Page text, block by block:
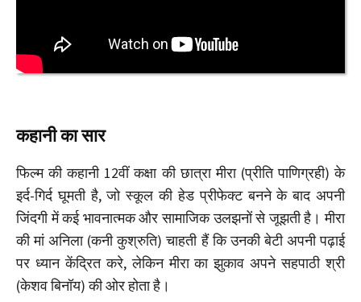
कहानी का सार
फिल्म की कहानी 12वीं कक्षा की छात्रा मीरा (प्रीति पाणिग्रही) के
इर्द-गिर्द घूमती है, जो स्कूल की हेड प्रीफेक्ट बनने के बाद अपनी
जिंदगी में कई भावनात्मक और सामाजिक उलझनों से जूझती है। मीरा
की मां अनिला (कनी कुश्रुति) चाहती हैं कि उनकी बेटी अपनी पढ़ाई
पर ध्यान केंद्रित करे, लेकिन मीरा का झुकाव अपने सहपाठी श्री
(केशव बिनॉय) की ओर होता है।